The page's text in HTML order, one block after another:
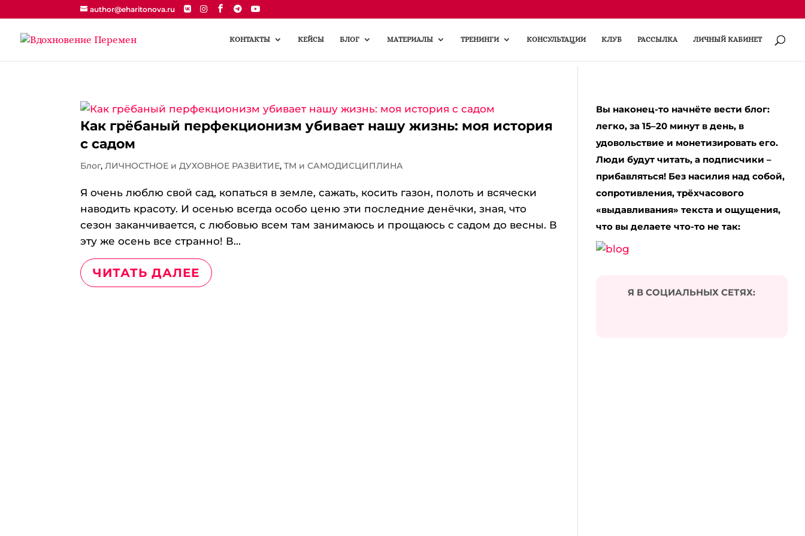
author@eharitonova.ru
КОНТАКТЫ КЕЙСЫ БЛОГ МАТЕРИАЛЫ ТРЕНИНГИ КОНСУЛЬТАЦИИ КЛУБ РАССЫЛКА ЛИЧНЫЙ КАБИНЕТ
Как грёбаный перфекционизм убивает нашу жизнь: моя история
с садом
Блог,ЛИЧНОСТНОЕ и ДУХОВНОЕ РАЗВИТИЕ,ТМ и САМОДИСЦИПЛИНА
Я очень люблю свой сад, копаться в земле, сажать, косить газон, полоть и всячески
наводить красоту. И осенью всегда особо ценю эти последние денёчки, зная, что
сезон заканчивается, с любовью всем там занимаюсь и прощаюсь с садом до весны. В
эту же осень все странно! В...
ЧИТАТЬ ДАЛЕЕ
Вы наконец-то начнёте вести блог:
легко, за 15–20 минут в день, в
удовольствие и монетизировать его.
Люди будут читать, а подписчики –
прибавляться! Без насилия над собой,
сопротивления, трёхчасового
«выдавливания» текста и ощущения,
что вы делаете что-то не так:
Я В СОЦИАЛЬНЫХ СЕТЯХ: